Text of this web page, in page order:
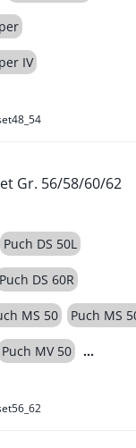
IV
Gr. 56/58/60/62
Puch DS 50L
Puch DS 60R
MS 50 Puch MS
Puch MV 50